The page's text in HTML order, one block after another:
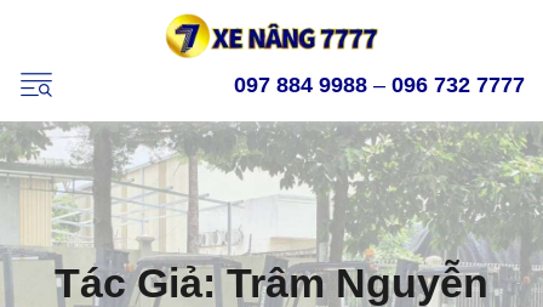
097 884 9988 – 096 732 7777
Tác Giả:Trâm Nguyễn